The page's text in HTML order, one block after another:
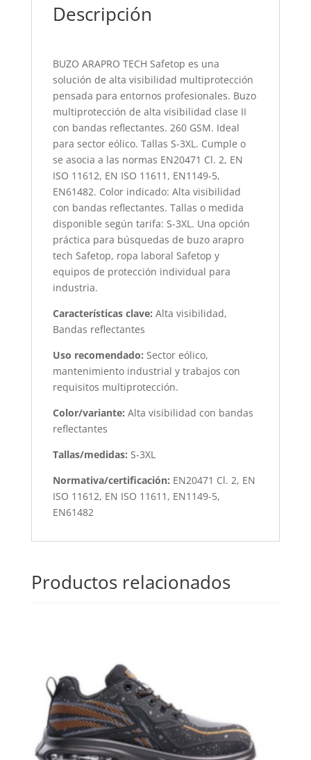
Descripción
BUZO ARAPRO TECH Safetop es una
solución de alta visibilidad multiprotección
pensada para entornos profesionales. Buzo
multiprotección de alta visibilidad clase II
con bandas reflectantes. 260 GSM. Ideal
para sector eólico. Tallas S-3XL. Cumple o
se asocia a las normas EN20471 Cl. 2, EN
ISO 11612, EN ISO 11611, EN1149-5,
EN61482. Color indicado: Alta visibilidad
con bandas reflectantes. Tallas o medida
disponible según tarifa: S-3XL. Una opción
práctica para búsquedas de buzo arapro
tech Safetop, ropa laboral Safetop y
equipos de protección individual para
industria.
Características clave: Alta visibilidad,
Bandas reflectantes
Uso recomendado: Sector eólico,
mantenimiento industrial y trabajos con
requisitos multiprotección.
Color/variante: Alta visibilidad con bandas
reflectantes
Tallas/medidas: S-3XL
Normativa/certificación: EN20471 Cl. 2, EN
ISO 11612, EN ISO 11611, EN1149-5,
EN61482
Productos relacionados